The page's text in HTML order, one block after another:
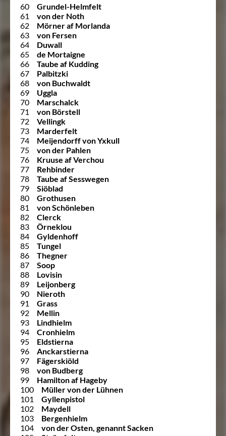
60
Grundel-Helmfelt
61
von der Noth
62
Mörner af Morlanda
63
von Fersen
64
Duwall
65
de Mortaigne
66
Taube af Kudding
67
Palbitzki
68
von Buchwaldt
69
Uggla
70
Marschalck
71
von Börstell
72
Vellingk
73
Marderfelt
74
Meijendorff von Yxkull
75
von der Pahlen
76
Kruuse af Verchou
77
Rehbinder
78
Taube af Sesswegen
79
Siöblad
80
Grothusen
81
von Schönleben
82
Clerck
83
Örneklou
84
Gyldenhoff
85
Tungel
86
Thegner
87
Soop
88
Lovisin
89
Leijonberg
90
Nieroth
91
Grass
92
Mellin
93
Lindhielm
94
Cronhielm
95
Eldstierna
96
Anckarstierna
97
Fägerskiöld
98
von Budberg
99
Hamilton af Hageby
100
Müller von der Lühnen
101
Gyllenpistol
102
Maydell
103
Bergenhielm
104
von der Osten, genannt Sacken